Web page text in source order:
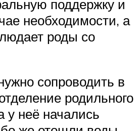
поддержку и
необходимости, а
роды со
сопроводить в
родильного
у неё начались